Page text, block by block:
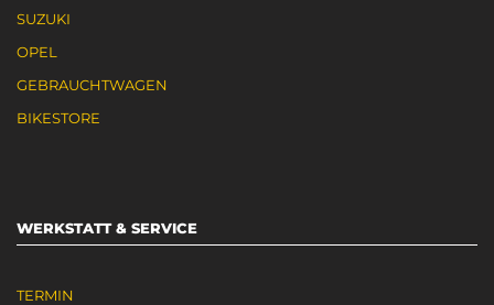
SUZUKI
OPEL
GEBRAUCHTWAGEN
BIKESTORE
WERKSTATT & SERVICE
TERMIN